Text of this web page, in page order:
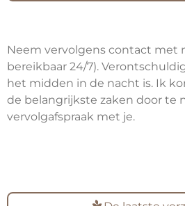
Neem vervolgens contact met
bereikbaar 24/7).
het midden in de nacht is. Ik
de belangrijkste zaken door te
vervolgafspraak met je.